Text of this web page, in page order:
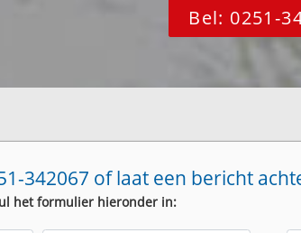
Bel: 0251-
342067 of laat een bericht
het formulier hieronder in: